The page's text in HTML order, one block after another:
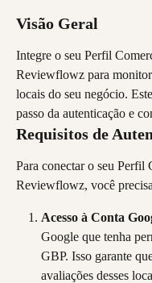
Visão Geral
Integre o seu Perfil
Reviewflowz para
locais do seu negócio.
passo da autenticação e
Requisitos de
Para conectar o seu Perfil
Reviewflowz, você
Acesso à Conta
Google que tenha
GBP. Isso garante
avaliações desses